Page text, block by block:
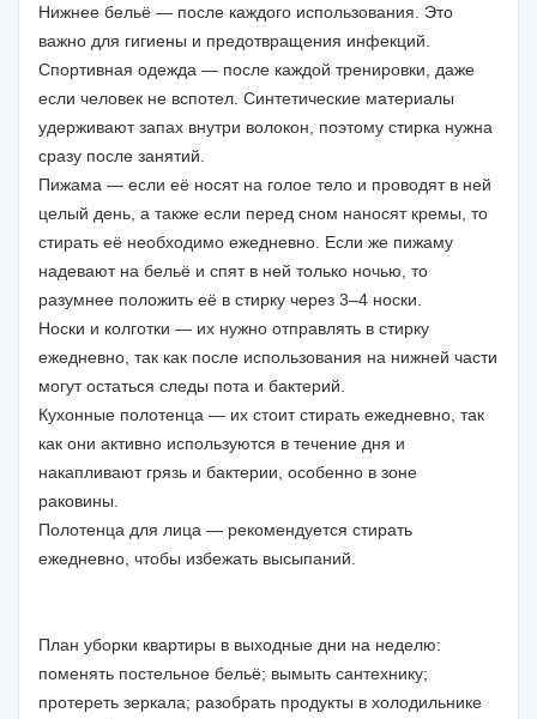
Нижнее бельё — после каждого использования. Это
важно для гигиены и предотвращения инфекций.
Спортивная одежда — после каждой тренировки, даже
если человек не вспотел. Синтетические материалы
удерживают запах внутри волокон, поэтому стирка нужна
сразу после занятий.
Пижама — если её носят на голое тело и проводят в ней
целый день, а также если перед сном наносят кремы, то
стирать её необходимо ежедневно. Если же пижаму
надевают на бельё и спят в ней только ночью, то
разумнее положить её в стирку через 3–4 носки.
Носки и колготки — их нужно отправлять в стирку
ежедневно, так как после использования на нижней части
могут остаться следы пота и бактерий.
Кухонные полотенца — их стоит стирать ежедневно, так
как они активно используются в течение дня и
накапливают грязь и бактерии, особенно в зоне
раковины.
Полотенца для лица — рекомендуется стирать
ежедневно, чтобы избежать высыпаний.
План уборки квартиры в выходные дни на неделю:
поменять постельное бельё; вымыть сантехнику;
протереть зеркала; разобрать продукты в холодильнике